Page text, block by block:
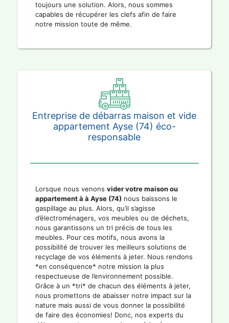
toujours une solution. Alors, nous sommes
capables de récupérer les clefs afin de faire
notre mission toute de même.
Entreprise de débarras maison et vide
appartement Ayse (74) éco-
responsable
Lorsque nous venons vider votre maison ou
appartement à à Ayse (74) nous baissons le
gaspillage au plus. Alors, qu’il s’agisse
d’électroménagers, vos meubles ou de déchets,
nous garantissons un tri précis de tous les
meubles. Pour ces motifs, nous avons la
possibilité de trouver les meilleurs solutions de
recyclage de vos éléments à jeter. Nous rendons
*en conséquence* notre mission la plus
respectueuse de l’environnement possible.
Grâce à un *tri* de chacun des éléments à jeter,
nous promettons de abaisser notre impact sur la
nature mais aussi de vous donner la possibilité
de faire des économies! Donc, nos experts du